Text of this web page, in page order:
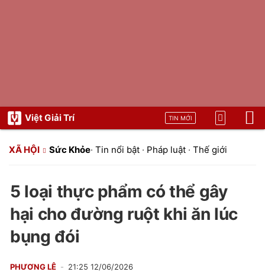
Việt Giải Trí TIN MỚI
XÃ HỘI Sức Khỏe· Tin nổi bật · Pháp luật · Thế giới
5 loại thực phẩm có thể gây
hại cho đường ruột khi ăn lúc
bụng đói
PHƯƠNG LÊ 21:25 12/06/2026